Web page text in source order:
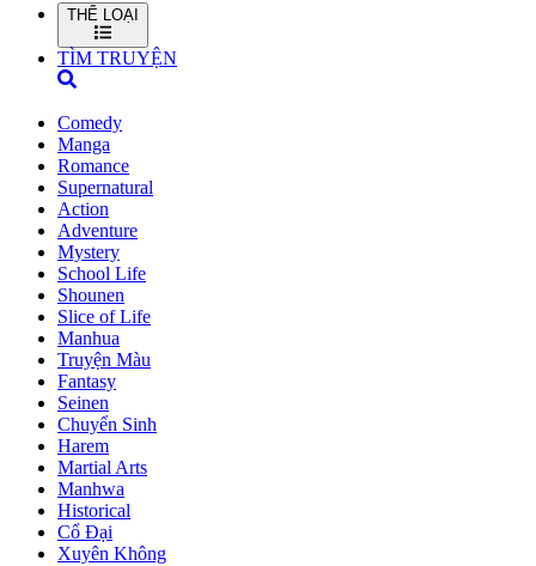
THỂ LOẠI
TÌM TRUYỆN
Comedy
Manga
Romance
Supernatural
Action
Adventure
Mystery
School Life
Shounen
Slice of Life
Manhua
Truyện Màu
Fantasy
Seinen
Chuyển Sinh
Harem
Martial Arts
Manhwa
Historical
Cổ Đại
Xuyên Không